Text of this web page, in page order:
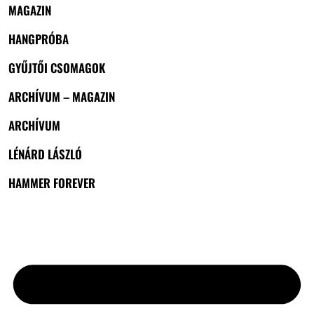
MAGAZIN
HANGPRÓBA
GYŰJTŐI CSOMAGOK
ARCHÍVUM – MAGAZIN
ARCHÍVUM
LÉNÁRD LÁSZLÓ
HAMMER FOREVER